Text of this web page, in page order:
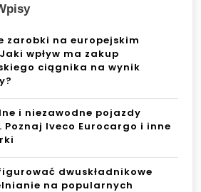
zarobki na europejskim
wpływ ma zakup
ciągnika na wynik
i niezawodne pojazdy
Poznaj Iveco Eurocargo i inne
dwuskładnikowe
na popularnych